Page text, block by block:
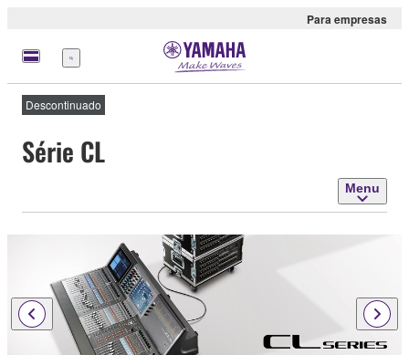
Para empresas
Menu
Descontinuado
Série CL
Menu